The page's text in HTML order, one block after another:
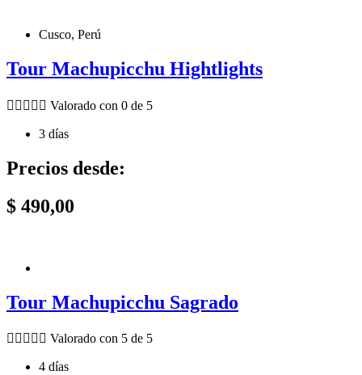
Cusco, Perú
Tour Machupicchu Hightlights
     Valorado con 0 de 5
3 días
Precios desde:
$ 490,00
Tour Machupicchu Sagrado
     Valorado con 5 de 5
4 días